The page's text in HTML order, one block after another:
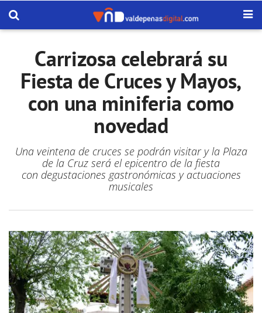
Carrizosa celebrará su
Fiesta de Cruces y Mayos,
con una miniferia como
novedad
Una veintena de cruces se podrán visitar y la Plaza
de la Cruz será el epicentro de la fiesta
con degustaciones gastronómicas y actuaciones
musicales